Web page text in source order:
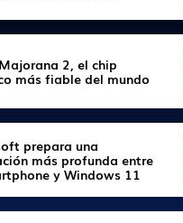
2, el chip
más fiable del mundo
prepara una
más profunda entre
y Windows 11